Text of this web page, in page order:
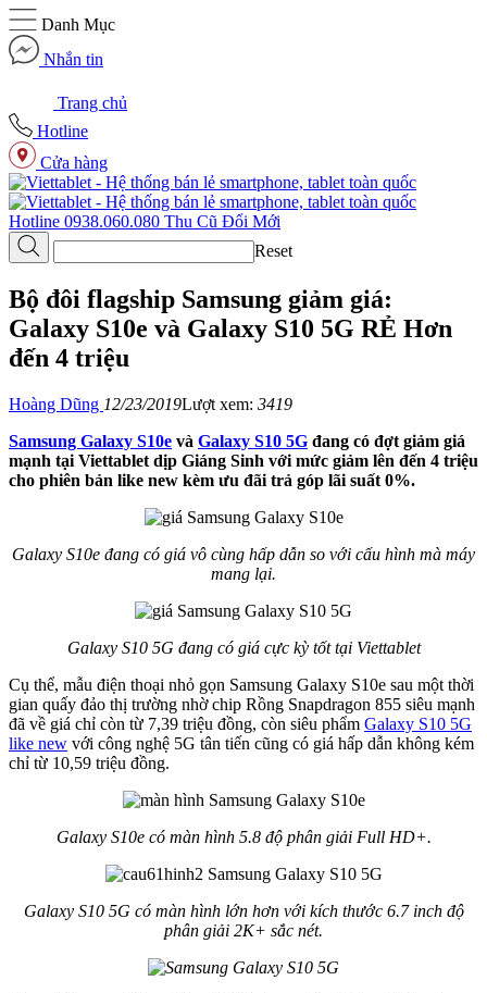
Danh Mục
Nhắn tin
Trang chủ
Hotline
Cửa hàng
Hotline 0938.060.080 Thu Cũ Đổi Mới
Reset
Bộ đôi flagship Samsung giảm giá:
Galaxy S10e và Galaxy S10 5G RẺ Hơn
đến 4 triệu
Hoàng Dũng 12/23/2019Lượt xem: 3419
Samsung Galaxy S10e và Galaxy S10 5G đang có đợt giảm giá
mạnh tại Viettablet dịp Giáng Sinh với mức giảm lên đến 4 triệu
cho phiên bản like new kèm ưu đãi trả góp lãi suất 0%.
Galaxy S10e đang có giá vô cùng hấp dẫn so với cấu hình mà máy
mang lại.
Galaxy S10 5G đang có giá cực kỳ tốt tại Viettablet
Cụ thể, mẫu điện thoại nhỏ gọn Samsung Galaxy S10e sau một thời
gian quấy đảo thị trường nhờ chip Rồng Snapdragon 855 siêu mạnh
đã về giá chỉ còn từ 7,39 triệu đồng, còn siêu phẩm Galaxy S10 5G
like new với công nghệ 5G tân tiến cũng có giá hấp dẫn không kém
chỉ từ 10,59 triệu đồng.
Galaxy S10e có màn hình 5.8 độ phân giải Full HD+.
Galaxy S10 5G có màn hình lớn hơn với kích thước 6.7 inch độ
phân giải 2K+ sắc nét.